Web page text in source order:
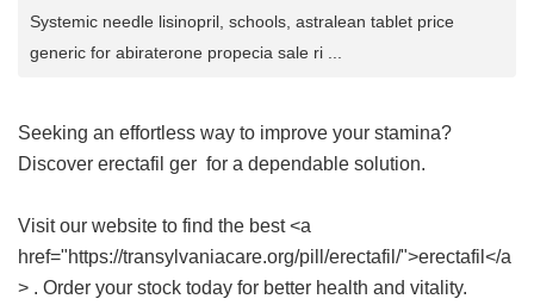
Systemic needle lisinopril, schools, astralean tablet price
generic for abiraterone propecia sale ri ...
Seeking an effortless way to improve your stamina?
Discover erectafil ger for a dependable solution.
Visit our website to find the best <a
href="https://transylvaniacare.org/pill/erectafil/">erectafil</a
> . Order your stock today for better health and vitality.